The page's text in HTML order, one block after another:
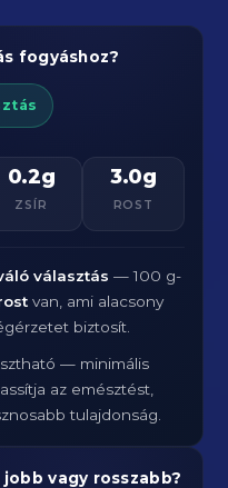
fogyáshoz?
0.2g
ZSÍR
3.0g
ROST
választás — 100 g-
van, ami alacsony
biztosít.
— minimális
az emésztést,
tulajdonság.
vagy rosszabb?